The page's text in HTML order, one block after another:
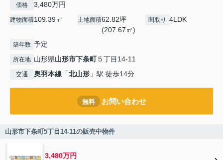
価格 3,480万円
建物面積109.39㎡ 土地面積62.82坪
(207.67㎡)
間取り 4LDK
築年数 予定
所在地 山形県山形市下条町５丁目14-11
交通 奥羽本線 「北山形 」駅 徒歩14分
無料 お問い合わせ
山形市下条町5丁目14-11の販売中物件
3,480万円